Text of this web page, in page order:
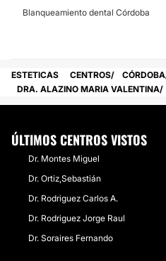
Blanqueamiento dental Córdoba
ESTETICAS CENTROS CÓRDOBA
DRA. ALAZINO MARIA VALENTINA
ÚLTIMOS CENTROS VISTOS
Dr. Montes Miguel
Dr. Ortiz,Sebastián
Dr. Rodriguez Carlos A.
Dr. Rodriguez Jorge Raul
Dr. Soraires Fernando